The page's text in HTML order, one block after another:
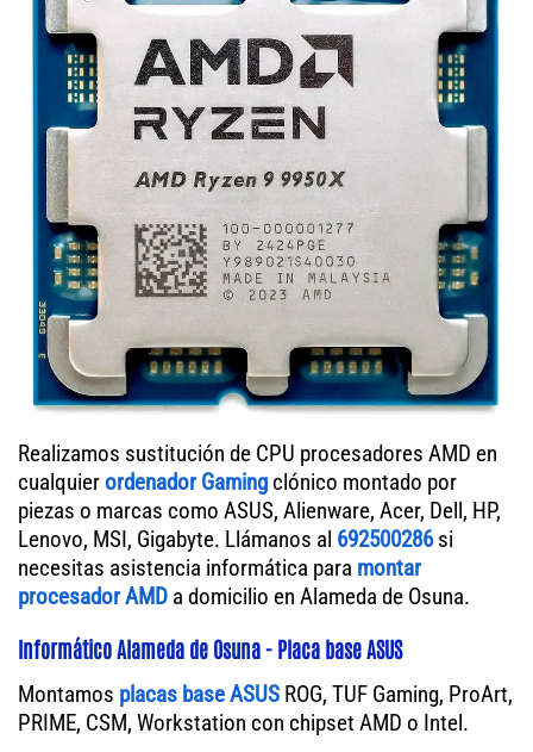
Realizamos sustitución de CPU procesadores AMD en
cualquierordenador Gaming clónico montado por
piezas o marcas como ASUS, Alienware, Acer, Dell, HP,
Lenovo, MSI, Gigabyte. Llámanos al 692500286si
necesitas asistencia informática para montar
procesador AMD a domicilio en Alameda de Osuna.
Informático Alameda de Osuna - Placa base ASUS
Montamos placas base ASUS ROG, TUF Gaming, ProArt,
PRIME, CSM, Workstation con chipset AMD o Intel.